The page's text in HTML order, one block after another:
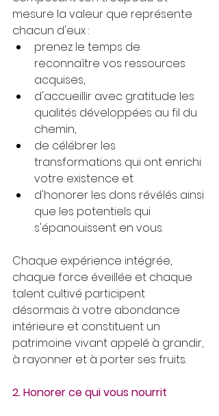
mesure la valeur que représente
chacun d'eux :
prenez le temps de
reconnaître vos ressources
acquises,
d'accueillir avec gratitude les
qualités développées au fil du
chemin,
de célébrer les
transformations qui ont enrichi
votre existence et
d'honorer les dons révélés ainsi
que les potentiels qui
s'épanouissent en vous.
Chaque expérience intégrée,
chaque force éveillée et chaque
talent cultivé participent
désormais à votre abondance
intérieure et constituent un
patrimoine vivant appelé à grandir,
à rayonner et à porter ses fruits.
2. Honorer ce qui vous nourrit